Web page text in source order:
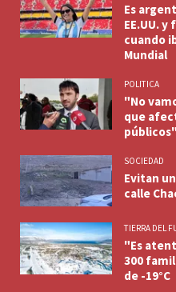
Es
EE.UU.
cuando
Mundial
POLITICA
"No
que
públicos"
SOCIEDAD
Evitan
calle
TIERRA DEL
"Es
300
de -19°C